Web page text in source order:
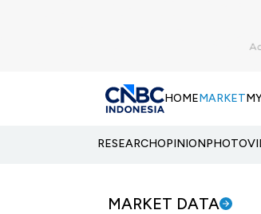
HOMEMARKET
RESEARCHOPINIONPHOTO
MARKET DATA